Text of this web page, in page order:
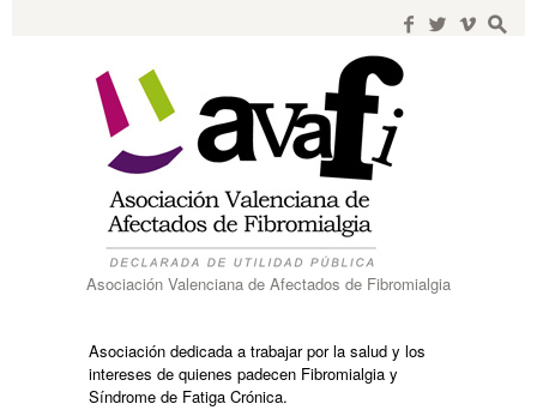
f w i s
Asociación Valenciana de Afectados de Fibromialgia
Asociación dedicada a trabajar por la salud y los
intereses de quienes padecen Fibromialgia y
Síndrome de Fatiga Crónica.